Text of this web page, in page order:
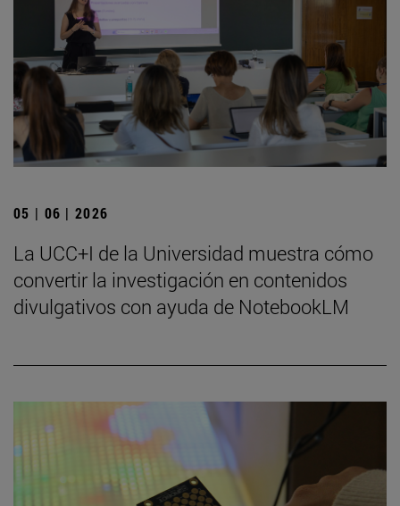
05 | 06 | 2026
La UCC+I de la Universidad muestra cómo
convertir la investigación en contenidos
divulgativos con ayuda de NotebookLM